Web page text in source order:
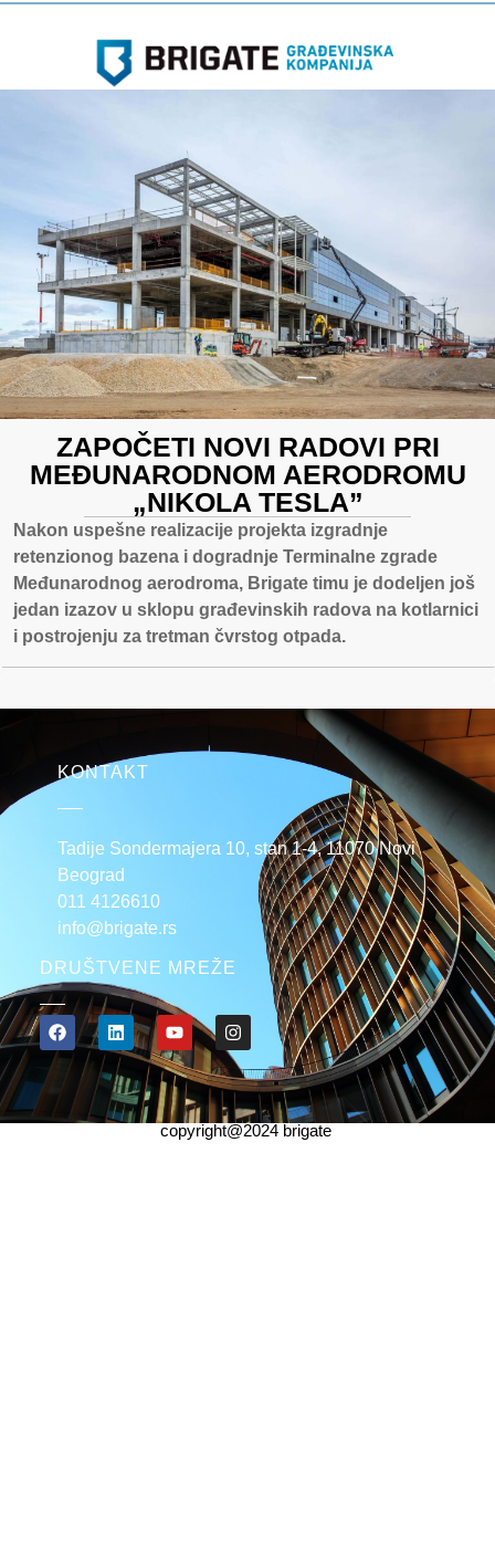
ZAPOČETI NOVI RADOVI PRI
MEĐUNARODNOM AERODROMU
„NIKOLA TESLA”
Nakon uspešne realizacije projekta izgradnje
retenzionog bazena i dogradnje Terminalne zgrade
Međunarodnog aerodroma, Brigate timu je dodeljen još
jedan izazov u sklopu građevinskih radova na kotlarnici
i postrojenju za tretman čvrstog otpada.
KONTAKT
Tadije Sondermajera 10, stan 1-4, 11070 Novi
Beograd
011 4126610
info@brigate.rs
DRUŠTVENE MREŽE
copyright@2024 brigate